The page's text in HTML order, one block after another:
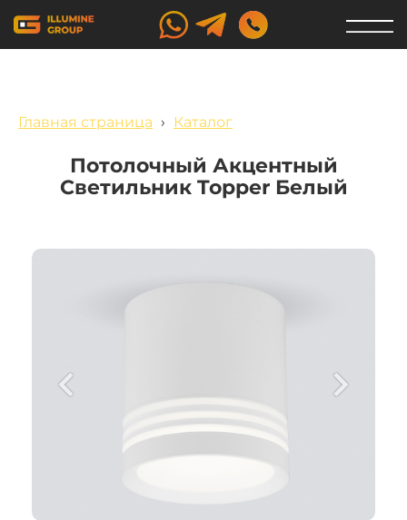
Главная страница › Каталог
Потолочный Акцентный
Светильник Topper Белый